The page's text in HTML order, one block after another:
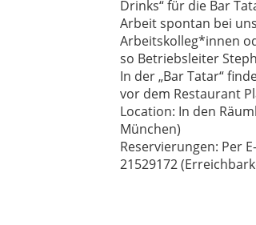
Drinks“ für die Bar
Arbeit spontan bei
Arbeitskolleg*innen
so Betriebsleiter
In der „Bar Tatar“
vor dem Restaurant
Location: In den
München)
Reservierungen: Per
21529172